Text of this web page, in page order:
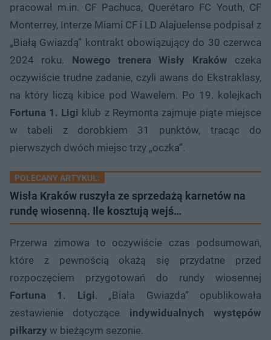
pracował m.in. CF Pachuca, Querétaro FC Youth, CF
Monterrey, Interze Miami CF i LD Alajuelense podpisał z
„Białą Gwiazdą” kontrakt obowiązujący do 30 czerwca
2024 roku. Nowego trenera Wisły Kraków czeka
oczywiście trudne zadanie, czyli awans do Ekstraklasy,
na który liczą kibice pod Wawelem. Po 19. kolejkach
Fortuna 1. Ligi klub z Reymonta zajmuje piąte miejsce
w tabeli z dorobkiem 31 punktów, tracąc do
pierwszych dwóch miejsc trzy „oczka”.
POLECANY ARTYKUŁ:
Wisła Kraków ruszyła ze sprzedażą karnetów na
rundę wiosenną. Ile kosztują wejś…
Przerwa zimowa to oczywiście czas podsumowań,
które z pewnością okażą się przydatne przed
rozpoczęciem przygotowań do rundy wiosennej
Fortuna 1. Ligi. „Biała Gwiazda” opublikowała
zestawienie dotyczące indywidualnych występów
piłkarzy w bieżącym sezonie.